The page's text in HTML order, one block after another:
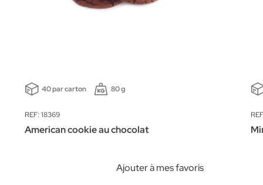
40 par carton 80 g
REF: 18369
American cookie au chocolat
Ajouter à mes favoris